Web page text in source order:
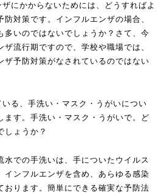
にかからないためには、どうすればよ
対策です。インフルエンザの場合、
多いのではないでしょうか？さて、今
流行期ですので、学校や職場では、
ザ予防対策がなされているのではない
る、手洗い・マスク・うがいについ
ます。手洗い・マスク・うがいで。ど
しょうか？
水での手洗いは、手についたウイルス
インフルエンザを含め、あらゆる感染
おります。簡単にできる確実な予防法